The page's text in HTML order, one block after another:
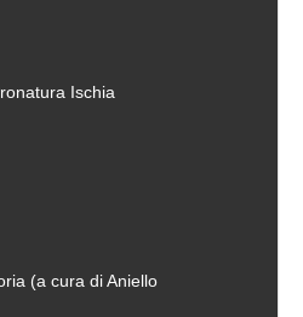
Ischia
(a cura di Aniello